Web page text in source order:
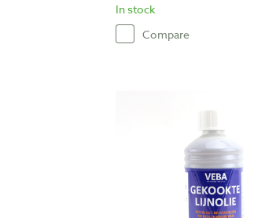
In stock
Compare